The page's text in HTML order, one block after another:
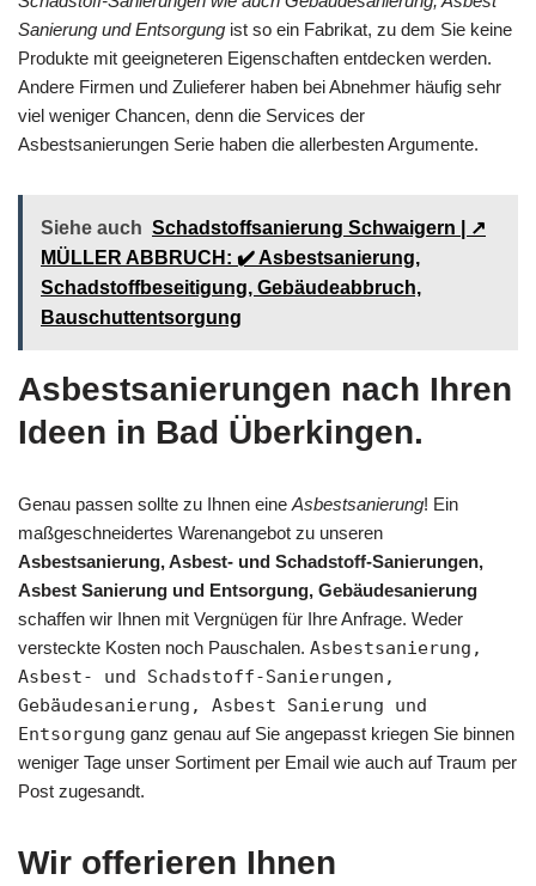
Sanierung und Entsorgung ist so ein Fabrikat, zu dem Sie keine
Produkte mit geeigneteren Eigenschaften entdecken werden.
Andere Firmen und Zulieferer haben bei Abnehmer häufig sehr
viel weniger Chancen, denn die Services der
Asbestsanierungen Serie haben die allerbesten Argumente.
Siehe auch Schadstoffsanierung Schwaigern | ↗️
MÜLLER ABBRUCH: ✔️ Asbestsanierung,
Schadstoffbeseitigung, Gebäudeabbruch,
Bauschuttentsorgung
Asbestsanierungen nach Ihren
Ideen in Bad Überkingen.
Genau passen sollte zu Ihnen eine Asbestsanierung! Ein
maßgeschneidertes Warenangebot zu unseren
Asbestsanierung, Asbest- und Schadstoff-Sanierungen,
Asbest Sanierung und Entsorgung, Gebäudesanierung
schaffen wir Ihnen mit Vergnügen für Ihre Anfrage. Weder
versteckte Kosten noch Pauschalen. Asbestsanierung,
Asbest- und Schadstoff-Sanierungen,
Gebäudesanierung, Asbest Sanierung und
Entsorgung ganz genau auf Sie angepasst kriegen Sie binnen
weniger Tage unser Sortiment per Email wie auch auf Traum per
Post zugesandt.
Wir offerieren Ihnen